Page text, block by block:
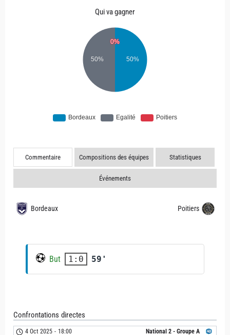
Qui va gagner
Commentaire Compositions des équipes Statistiques
Événements
Bordeaux Poitiers
But 1:0 59'
Confrontations directes
National 2 - Groupe A
4 Oct 2025 - 18:00